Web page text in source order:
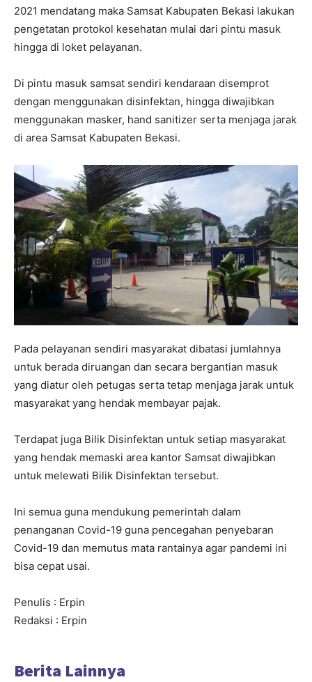
2021 mendatang maka Samsat Kabupaten Bekasi lakukan
pengetatan protokol kesehatan mulai dari pintu masuk
hingga di loket pelayanan.
Di pintu masuk samsat sendiri kendaraan disemprot
dengan menggunakan disinfektan, hingga diwajibkan
menggunakan masker, hand sanitizer serta menjaga jarak
di area Samsat Kabupaten Bekasi.
Pada pelayanan sendiri masyarakat dibatasi jumlahnya
untuk berada diruangan dan secara bergantian masuk
yang diatur oleh petugas serta tetap menjaga jarak untuk
masyarakat yang hendak membayar pajak.
Terdapat juga Bilik Disinfektan untuk setiap masyarakat
yang hendak memaski area kantor Samsat diwajibkan
untuk melewati Bilik Disinfektan tersebut.
Ini semua guna mendukung pemerintah dalam
penanganan Covid-19 guna pencegahan penyebaran
Covid-19 dan memutus mata rantainya agar pandemi ini
bisa cepat usai.
Penulis : Erpin
Redaksi : Erpin
Berita Lainnya